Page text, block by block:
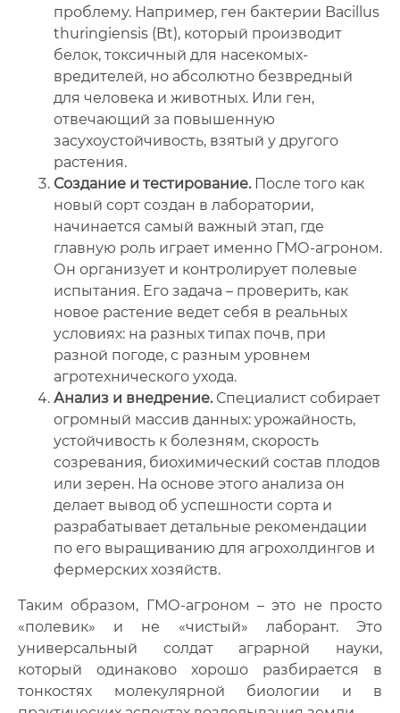
проблему. Например, ген бактерии Bacillus
thuringiensis (Bt), который производит
белок, токсичный для насекомых-
вредителей, но абсолютно безвредный
для человека и животных. Или ген,
отвечающий за повышенную
засухоустойчивость, взятый у другого
растения.
Создание и тестирование.После того как
новый сорт создан в лаборатории,
начинается самый важный этап, где
главную роль играет именно ГМО-агроном.
Он организует и контролирует полевые
испытания. Его задача – проверить, как
новое растение ведет себя в реальных
условиях: на разных типах почв, при
разной погоде, с разным уровнем
агротехнического ухода.
Анализ и внедрение.Специалист собирает
огромный массив данных: урожайность,
устойчивость к болезням, скорость
созревания, биохимический состав плодов
или зерен. На основе этого анализа он
делает вывод об успешности сорта и
разрабатывает детальные рекомендации
по его выращиванию для агрохолдингов и
фермерских хозяйств.
Таким образом, ГМО-агроном – это не просто
«полевик» и не «чистый» лаборант. Это
универсальный солдат аграрной науки,
который одинаково хорошо разбирается в
тонкостях молекулярной биологии и в